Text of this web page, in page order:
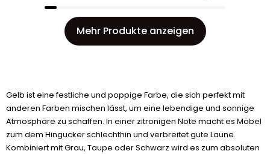
Mehr Produkte anzeigen
Gelb ist eine festliche und poppige Farbe, die sich perfekt mit
anderen Farben mischen lässt, um eine lebendige und sonnige
Atmosphäre zu schaffen. In einer zitronigen Note macht es Möbel
zum dem Hingucker schlechthin und verbreitet gute Laune.
Kombiniert mit Grau, Taupe oder Schwarz wird es zum absoluten